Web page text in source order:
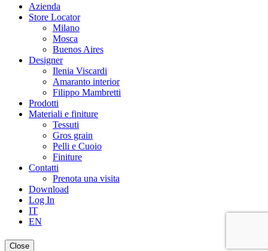
Azienda
Store Locator
Milano
Mosca
Buenos Aires
Designer
Ilenia Viscardi
Amaranto interior
Filippo Mambretti
Prodotti
Materiali e finiture
Tessuti
Gros grain
Pelli e Cuoio
Finiture
Contatti
Prenota una visita
Download
Log In
IT
EN
Close